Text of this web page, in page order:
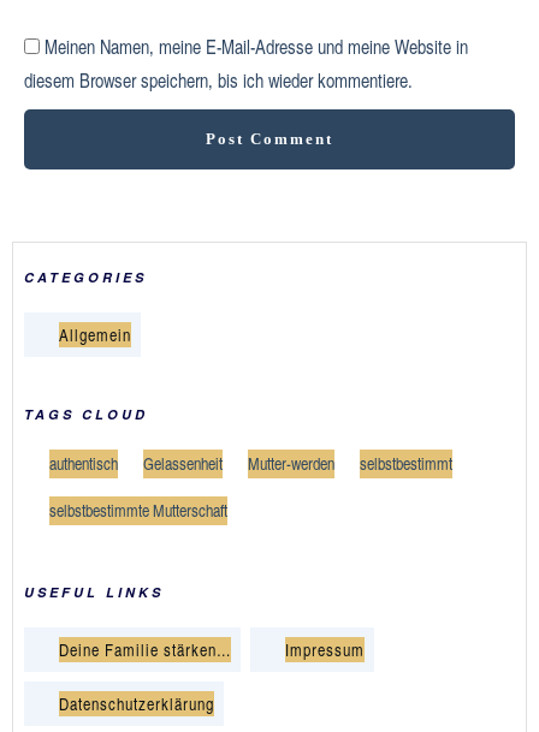
Meinen Namen, meine E-Mail-Adresse und meine Website in
diesem Browser speichern, bis ich wieder kommentiere.
Post Comment
CATEGORIES
Allgemein
TAGS CLOUD
authentisch Gelassenheit Mutter-werden selbstbestimmt
selbstbestimmte Mutterschaft
USEFUL LINKS
Deine Familie stärken… Impressum
Datenschutzerklärung